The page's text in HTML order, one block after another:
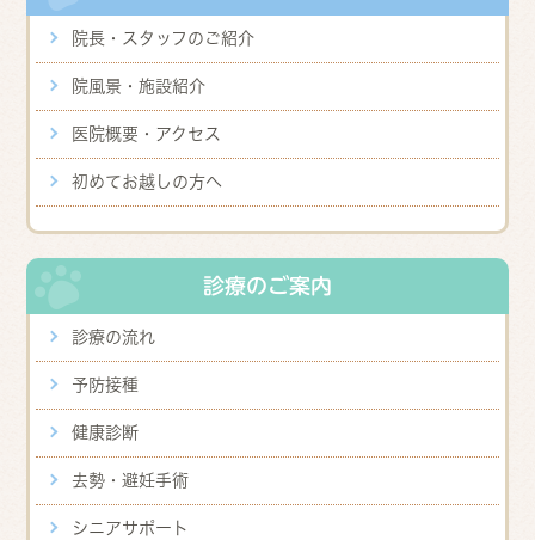
院長・スタッフのご紹介
院風景・施設紹介
医院概要・アクセス
初めてお越しの方へ
診療のご案内
診療の流れ
予防接種
健康診断
去勢・避妊手術
シニアサポート